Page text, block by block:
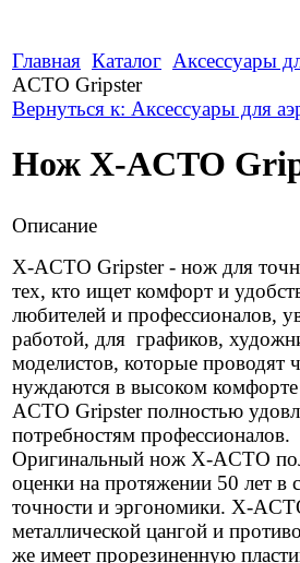
Главная Каталог Аксессуары
ACTO Gripster
Вернуться к: Аксессуары для
Нож X-ACTO
Описание
X-ACTO Gripster - нож для
тех, кто ищет комфорт и
любителей и профессионалов,
работой, для графиков,
моделистов, которые проводят
нуждаются в высоком
ACTO Gripster полностью
потребностям профессионалов.
Оригинальный нож X-ACTO
оценки на протяжении 50 лет в
точности и эргономики. X-
металлической цангой и
же имеет прорезиненную